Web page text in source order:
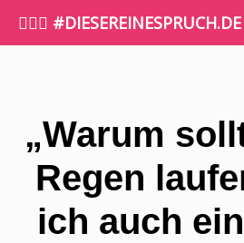
🤷🏼‍♀️ #DIESEREINESPRUCH.DE
„Warum
Regen
ich auch